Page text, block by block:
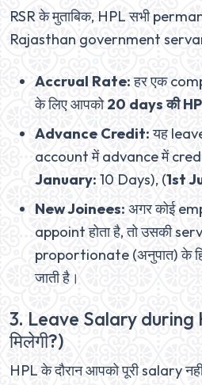
RSR के मुताबिक, HPL सभी
Rajasthan government
Accrual Rate:हर एक
के लिए आपको20 days की
Advance Credit:यह
account में advance में
January: 10 Days), (1st
New Joinees: अगर कोई
appoint होता है, तो उसकी
proportionate (अनुपात) के
जाती है।
3. Leave Salary during
मिलेगी?)
HPL के दौरान आपको पूरी salary